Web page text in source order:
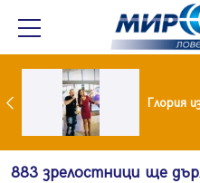
Мария и майка си построиха къща от 8000 стъклени бутилки
883 зрелостници ще